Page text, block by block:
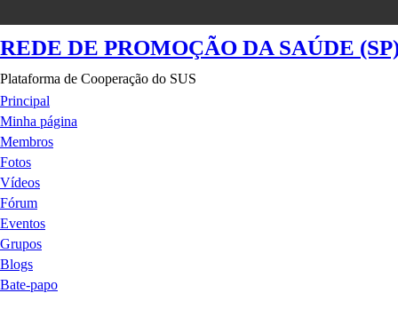
REDE DE PROMOÇÃO DA SAÚDE
Plataforma de Cooperação do SUS
Principal
Minha página
Membros
Fotos
Vídeos
Fórum
Eventos
Grupos
Blogs
Bate-papo